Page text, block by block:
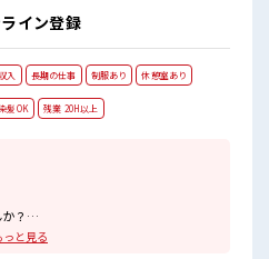
イン登録
入 長期の仕事 制服あり 休憩室あり
髪OK 残業 20H以上
？
っと見る